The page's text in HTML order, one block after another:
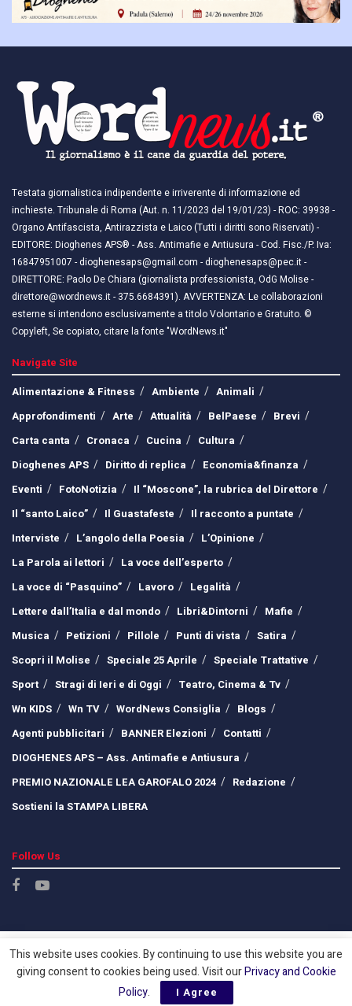
Testata giornalistica indipendente e irriverente di informazione ed
inchieste. Tribunale di Roma (Aut. n. 11/2023 del 19/01/23) - ROC: 39938 -
Organo Antifascista, Antirazzista e Laico (Tutti i diritti sono Riservati) -
EDITORE: Dioghenes APS® - Ass. Antimafie e Antiusura - Cod. Fisc./P. Iva:
16847951007 - dioghenesaps@gmail.com - dioghenesaps@pec.it - ​​
DIRETTORE: Paolo De Chiara (giornalista professionista, OdG Molise -
direttore@wordnews.it - ​​375.6684391). AVVERTENZA: Le collaborazioni
esterne si intendono esclusivamente a titolo Volontario e Gratuito. ©
Copyleft, Se copiato, citare la fonte "WordNews.it"
Navigate Site
Alimentazione & Fitness
Ambiente
Animali
Approfondimenti
Arte Attualità BelPaese
Brevi
Carta canta
Cronaca Cucina
Cultura
Dioghenes APS
Diritto di replica
Economia&finanza
Eventi
FotoNotizia
Il “Moscone”, la rubrica del Direttore
Il “santo Laico”
Il Guastafeste
Il racconto a puntate
Interviste
L’angolo della Poesia
L’Opinione
La Parola ai lettori
La voce dell’esperto
La voce di “Pasquino”
Lavoro
Legalità
Lettere dall’Italia e dal mondo
Libri&Dintorni
Mafie
Musica
Petizioni Pillole Punti di vista
Satira
Scopri il Molise
Speciale 25 Aprile
Speciale Trattative
Sport
Stragi di Ieri e di Oggi
Teatro, Cinema & Tv
Wn KIDS
Wn TV WordNews Consiglia
Blogs
Agenti pubblicitari
BANNER Elezioni
Contatti
DIOGHENES APS – Ass. Antimafie e Antiusura
PREMIO NAZIONALE LEA GAROFALO 2024
Redazione
Sostieni la STAMPA LIBERA
Follow Us
This website uses cookies. By continuing to use this website you are
giving consent to cookies being used. Visit ourPrivacy and Cookie
Policy. I Agree